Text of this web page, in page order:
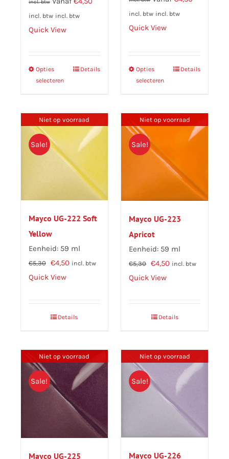
incl. btw
incl. btw incl. btw
Quick View
Opties
selecteren
Dit
product
meerdere
variaties.
Deze
optie
kan
gekozen
worden
op
Details
incl. btw incl. btw
Quick View
Opties
selecteren
Dit
product
meerdere
variaties.
kan
gekozen
worden
Details
Niet op voorraad
Sale!
Mayco UG-222 Soft
Yellow
Eenheid: 59 ml
€5,30
Oorspronkelijke
prijs
€4,50Huidige
incl. btw
Quick View
Details
Niet op voorraad
Sale!
Mayco UG-223
Apricot
Eenheid: 59 ml
€5,30 Oorspronkelijke
prijs
€4,50Huidige
incl. btw
Quick View
Details
Niet op voorraad
Sale!
Mayco UG-225
Niet op voorraad
Sale!
Mayco UG-226